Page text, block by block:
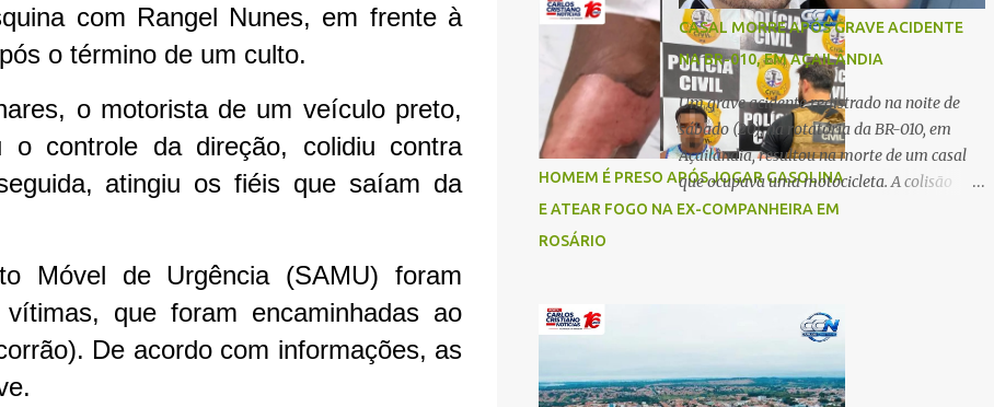
com Rangel Nunes, em frente à
o término de um culto.
o motorista de um veículo preto,
o controle da direção, colidiu contra
atingiu os fiéis que saíam da
Móvel de Urgência (SAMU) foram
que foram encaminhadas ao
De acordo com informações, as
HOMEM É PRESO APÓS JOGAR GASOLINA
E ATEAR FOGO NA EX-COMPANHEIRA EM
ROSÁRIO
não resistiu aos ferimentos e veio a óbito
ainda no local. As vítimas foram
identificadas como Carmem Rejane e
Ronaldo de Jesus. Equipes de socorro foram
acionadas, mas nada puderam fazer além
de constatar os óbitos. A Polícia Rodoviária
Federal (PRF) esteve no local para controlar
o tráfego e coletar informações que devem
CASAL MORRE APÓS GRAVE ACIDENTE
NA BR-010, EM AÇAILÂNDIA
Um grave acidente registrado na noite de
sábado (20), na rotatória da BR-010, em
Açailândia, resultou na morte de um casal
que ocupava uma motocicleta. A colisão
envolveu uma moto e um carro. De acordo
A passageira da moto chegou a ser
socorrida com vida e encaminhada para
atendimento médico, mas infelizmente não
resistiu aos ferimentos e veio a óbito. Uma